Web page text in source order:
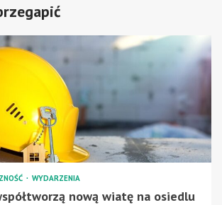
WYDARZENIA
nową wiatę na osiedlu